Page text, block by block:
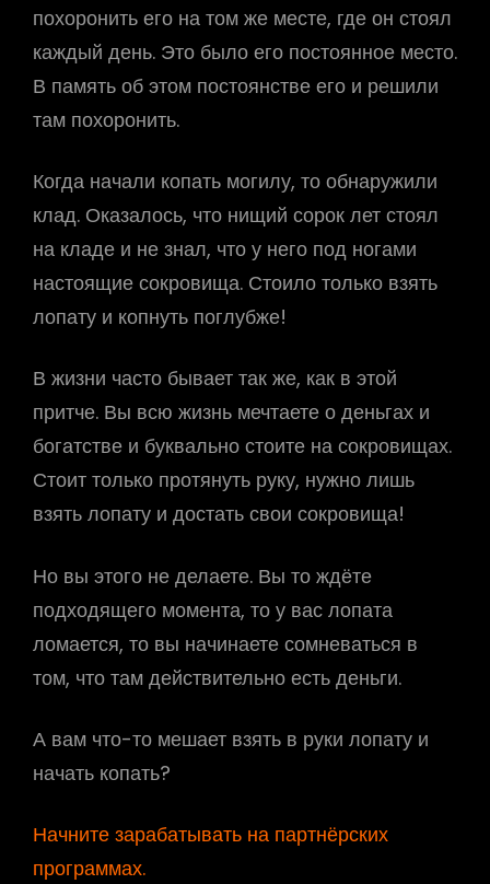
похоронить его на том же месте, где он стоял
каждый день. Это было его постоянное место.
В память об этом постоянстве его и решили
там похоронить.
Когда начали копать могилу, то обнаружили
клад. Оказалось, что нищий сорок лет стоял
на кладе и не знал, что у него под ногами
настоящие сокровища. Стоило только взять
лопату и копнуть поглубже!
В жизни часто бывает так же, как в этой
притче. Вы всю жизнь мечтаете о деньгах и
богатстве и буквально стоите на сокровищах.
Стоит только протянуть руку, нужно лишь
взять лопату и достать свои сокровища!
Но вы этого не делаете. Вы то ждёте
подходящего момента, то у вас лопата
ломается, то вы начинаете сомневаться в
том, что там действительно есть деньги.
А вам что-то мешает взять в руки лопату и
начать копать?
Начните зарабатывать на партнёрских
программах.